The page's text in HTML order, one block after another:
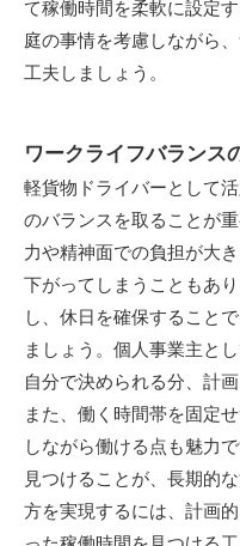
て稼働時間を柔軟に設定
庭の事情を考慮しながら
工夫しましょう。
ワークライフバランス
軽貨物ドライバーとして
のバランスを取ることが
力や精神面での負担が大
下がってしまうこともあ
し、休日を確保すること
ましょう。個人事業主と
自分で決められる分、計
また、働く時間帯を固定
しながら働ける点も魅力
見つけることが、長期的
方を実現するには、計画